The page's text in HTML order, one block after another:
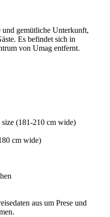
gemütliche Unterkunft,
Es befindet sich in
von Umag entfernt.
(181-210 cm wide)
cm wide)
aus um Prese und